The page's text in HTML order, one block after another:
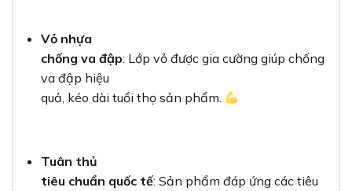
Vỏ nhựa
chống va đập: Lớp vỏ được gia cường giúp chống
va đập hiệu
quả, kéo dài tuổi thọ sản phẩm.
Tuân thủ
tiêu chuẩn quốc tế: Sản phẩm đáp ứng các tiêu